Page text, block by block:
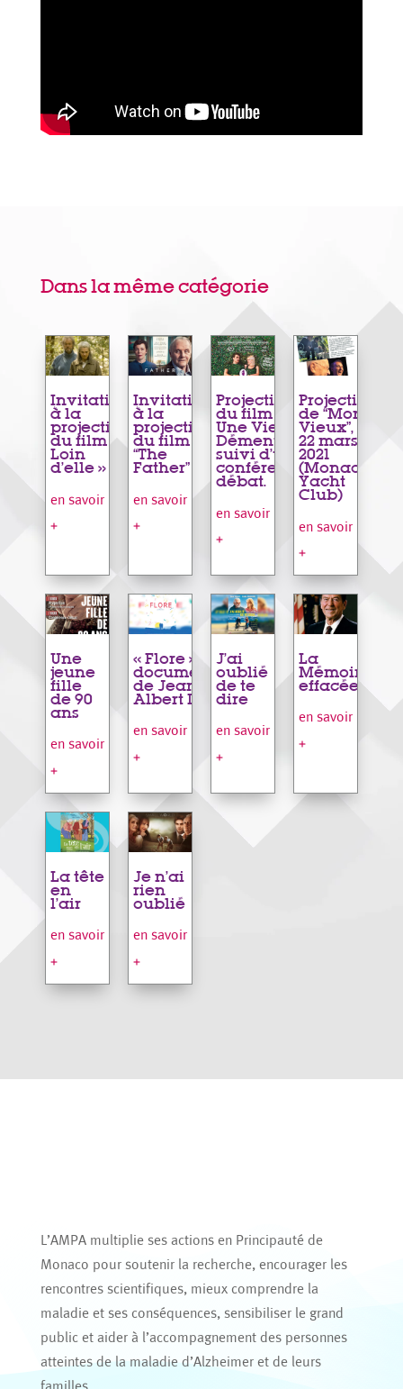
Dans la même catégorie
Invitation
à la
projection
du film «
Loin
d’elle »
en savoir
+
Invitation
à la
projection
du film
“The
Father”
en savoir
+
Projection
du film «
Une Vie
Démente »
suivi d’une
conférence
débat.
en savoir
+
Projection
de “Mon
Vieux”, le
22 mars
2021
(Monaco
Yacht
Club)
en savoir
+
Une
jeune
fille
de 90
ans
en savoir
+
« Flore », film
documentaire
de Jean-
Albert Lièvre
en savoir
+
J’ai
oublié
de te
dire
en savoir
+
La
Mémoire
effacée
en savoir
+
La tête
en
l’air
en savoir
+
Je n’ai
rien
oublié
en savoir
+
L’AMPA multiplie ses actions en Principauté de
Monaco pour soutenir la recherche, encourager les
rencontres scientifiques, mieux comprendre la
maladie et ses conséquences, sensibiliser le grand
public et aider à l’accompagnement des personnes
atteintes de la maladie d’Alzheimer et de leurs